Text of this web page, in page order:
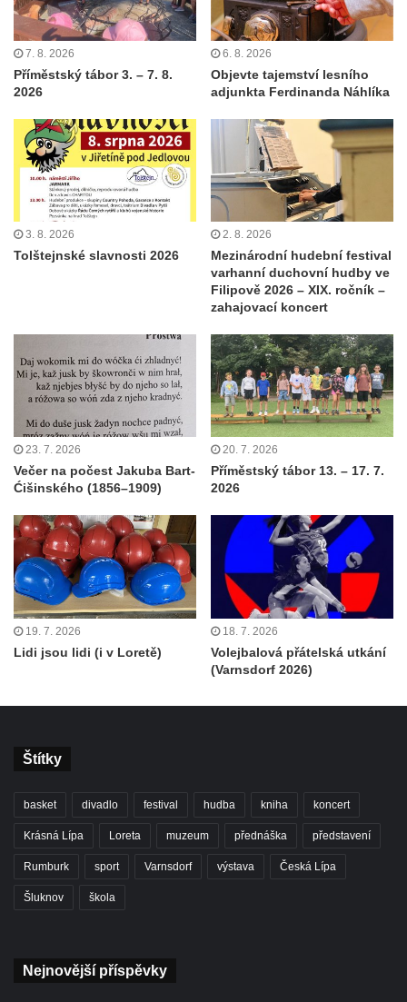
7. 8. 2026
Příměstský tábor 3. – 7. 8.
2026
6. 8. 2026
Objevte tajemství lesního
adjunkta Ferdinanda Náhlíka
3. 8. 2026
Tolštejnské slavnosti 2026
2. 8. 2026
Mezinárodní hudební festival
varhanní duchovní hudby ve
Filipově 2026 – XIX. ročník –
zahajovací koncert
23. 7. 2026
Večer na počest Jakuba Bart-
Ćišinského (1856–1909)
20. 7. 2026
Příměstský tábor 13. – 17. 7.
2026
19. 7. 2026
Lidi jsou lidi (i v Loretě)
18. 7. 2026
Volejbalová přátelská utkání
(Varnsdorf 2026)
Štítky
basket divadlo festival hudba kniha koncert
Krásná Lípa Loreta muzeum přednáška představení
Rumburk sport Varnsdorf výstava Česká Lípa
Šluknov škola
Nejnovější příspěvky